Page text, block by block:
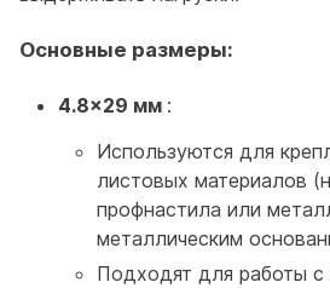
Основные размеры:
4.8x29 мм :
Используются для
листовых материалов
профнастила или
металлическим
Подходят для работы с